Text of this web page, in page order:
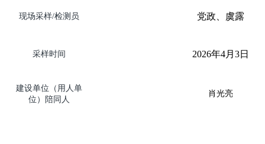
现场采样/检测员 党政、虞露
采样时间 2026年4月 3日
建设单位（用人单
位）陪同人
肖光亮